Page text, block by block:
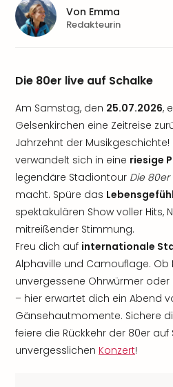
Die 80er live auf Schalke
Am Samstag, den 25.07.2026,
Gelsenkirchen eine Zeitreise
Jahrzehnt der Musikgeschichte!
verwandelt sich in eine riesige
legendäre Stadiontour Die 80er
macht. Spüre das
spektakulären Show voller Hits,
mitreißender Stimmung.
Freu dich auf internationale
Alphaville und Camouflage. Ob
unvergessene Ohrwürmer oder
– hier erwartet dich ein Abend
Gänsehautmomente. Sichere
feiere die Rückkehr der 80er
unvergesslichen Konzert!
Von Emma
Redakteurin